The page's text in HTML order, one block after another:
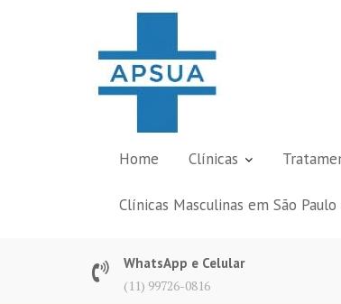
Home Clínicas
Clínicas Masculinas em São Paulo
WhatsApp e Celular
(11) 99726-0816